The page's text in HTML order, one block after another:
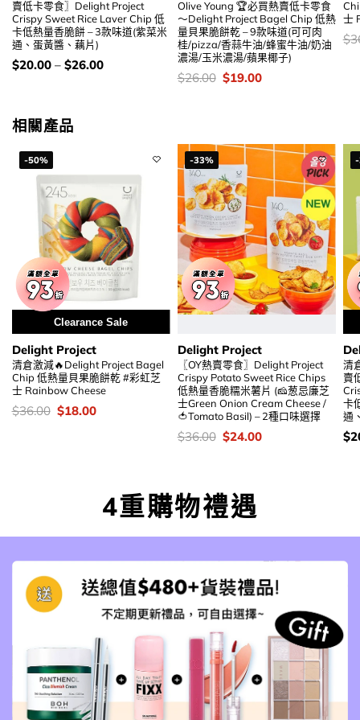
賣低卡零食〗Delight Project
Crispy Sweet Rice Laver Chip 低
卡低熱量香脆餅 – 3款味道(紫菜米
通、蛋黃醬、藕片)
價
$20.00– $26.00
Olive Young 🏆必買熱賣低卡零食
～Delight Project Bagel Chip 低熱
量貝果脆餅乾 – 9款味道(可可肉
桂/pizza/香蒜牛油/蜂蜜牛油/奶油
濃湯/玉米濃湯/蘋果椰子)
價
$26.00 Original
$19.00Current
士
價
$
相關產品
-50%
Clearance Sale
Delight Project
清倉激減🔥Delight Project Bagel
Chip 低熱量貝果脆餅乾 #彩虹芝
士 Rainbow Cheese
價
$36.00 Original
$18.00Current
-33%
Delight Project
〖OY熱賣零食〗Delight Project
Crispy Potato Sweet Rice Chips
低熱量香脆糯米薯片 (🧀葱忌廉芝
士Green Onion Cream Cheese /
🍅Tomato Basil) – 2種口味選擇
價
$36.00 Original
$24.00Current
清
賣
卡
通
價
$
4重購物禮遇